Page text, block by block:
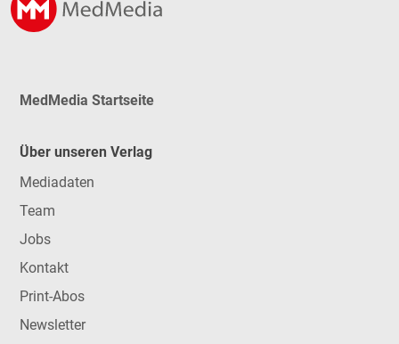
MedMedia Startseite
Über unseren Verlag
Mediadaten
Team
Jobs
Kontakt
Print-Abos
Newsletter